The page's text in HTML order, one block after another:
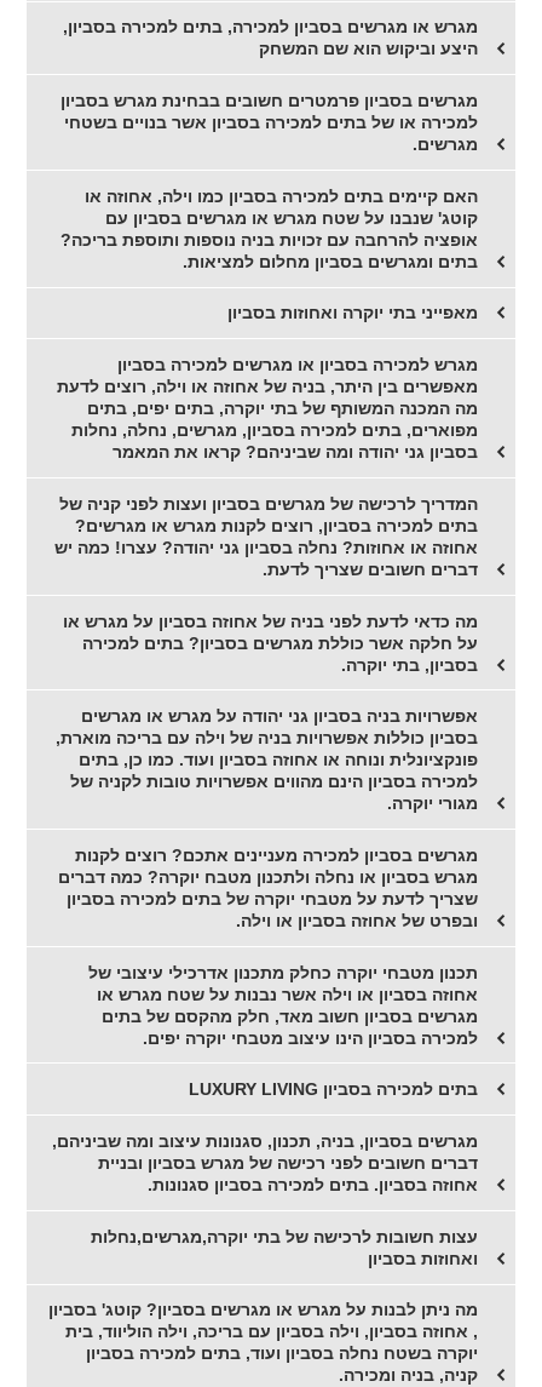
מגרש או מגרשים בסביון למכירה, בתים למכירה בסביון,
היצע וביקוש הוא שם המשחק
מגרשים בסביון פרמטרים חשובים בבחינת מגרש בסביון
למכירה או של בתים למכירה בסביון אשר בנויים בשטחי
מגרשים.
האם קיימים בתים למכירה בסביון כמו וילה, אחוזה או
קוטג' שנבנו על שטח מגרש או מגרשים בסביון עם
אופציה להרחבה עם זכויות בניה נוספות ותוספת בריכה?
בתים ומגרשים בסביון מחלום למציאות.
מאפייני בתי יוקרה ואחוזות בסביון
מגרש למכירה בסביון או מגרשים למכירה בסביון
מאפשרים בין היתר, בניה של אחוזה או וילה, רוצים לדעת
מה המכנה המשותף של בתי יוקרה, בתים יפים, בתים
מפוארים, בתים למכירה בסביון, מגרשים, נחלה, נחלות
בסביון גני יהודה ומה שביניהם? קראו את המאמר
המדריך לרכישה של מגרשים בסביון ועצות לפני קניה של
בתים למכירה בסביון, רוצים לקנות מגרש או מגרשים?
אחוזה או אחוזות? נחלה בסביון גני יהודה? עצרו! כמה יש
דברים חשובים שצריך לדעת.
מה כדאי לדעת לפני בניה של אחוזה בסביון על מגרש או
על חלקה אשר כוללת מגרשים בסביון? בתים למכירה
בסביון, בתי יוקרה.
אפשרויות בניה בסביון גני יהודה על מגרש או מגרשים
בסביון כוללות אפשרויות בניה של וילה עם בריכה מוארת,
פונקציונלית ונוחה או אחוזה בסביון ועוד. כמו כן, בתים
למכירה בסביון הינם מהווים אפשרויות טובות לקניה של
מגורי יוקרה.
מגרשים בסביון למכירה מעניינים אתכם? רוצים לקנות
מגרש בסביון או נחלה ולתכנון מטבח יוקרה? כמה דברים
שצריך לדעת על מטבחי יוקרה של בתים למכירה בסביון
ובפרט של אחוזה בסביון או וילה.
תכנון מטבחי יוקרה כחלק מתכנון אדרכילי עיצובי של
אחוזה בסביון או וילה אשר נבנות על שטח מגרש או
מגרשים בסביון חשוב מאד, חלק מהקסם של בתים
למכירה בסביון הינו עיצוב מטבחי יוקרה יפים.
בתים למכירה בסביון LUXURY LIVING
מגרשים בסביון, בניה, תכנון, סגנונות עיצוב ומה שביניהם,
דברים חשובים לפני רכישה של מגרש בסביון ובניית
אחוזה בסביון. בתים למכירה בסביון סגנונות.
עצות חשובות לרכישה של בתי יוקרה,מגרשים,נחלות
ואחוזות בסביון
מה ניתן לבנות על מגרש או מגרשים בסביון? קוטג' בסביון
, אחוזה בסביון, וילה בסביון עם בריכה, וילה הוליווד, בית
יוקרה בשטח נחלה בסביון ועוד, בתים למכירה בסביון
קניה, בניה ומכירה.